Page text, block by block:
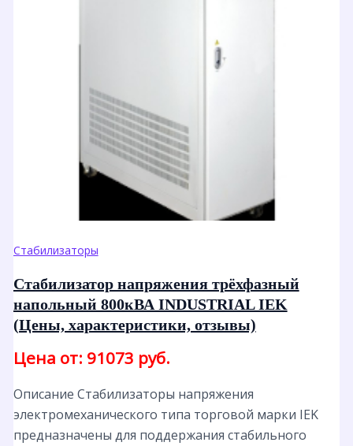
Стабилизаторы
Стабилизатор напряжения трёхфазный
напольный 800кВА INDUSTRIAL IEK
(Цены, характеристики, отзывы)
Цена от: 91073 руб.
Описание Стабилизаторы напряжения
электромеханического типа торговой марки IEK
предназначены для поддержания стабильного